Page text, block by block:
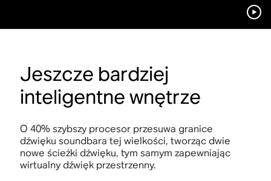
Jeszcze bardziej
inteligentne wnętrze
O 40% szybszy procesor przesuwa granice
dźwięku soundbara tej wielkości, tworząc dwie
nowe ścieżki dźwięku, tym samym zapewniając
wirtualny dźwięk przestrzenny.